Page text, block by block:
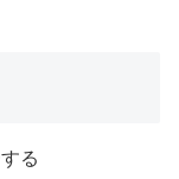
る